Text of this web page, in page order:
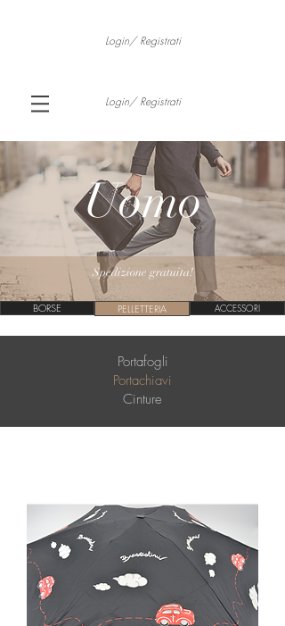
Login/ Registrati
Login/ Registrati
Uomo
Spedizione gratuita!
BORSE PELLETTERIA ACCESSORI
Portafogli
Portachiavi
Cinture